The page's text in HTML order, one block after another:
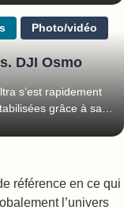
Photo/vidéo
DJI Osmo
s’est rapidement
grâce à sa
référence en ce qui
l’univers